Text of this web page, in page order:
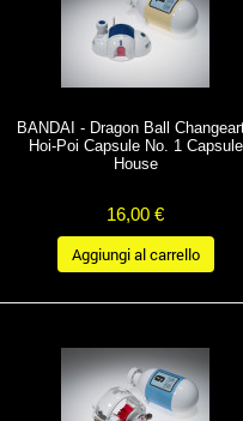
BANDAI - Dragon Ball
Hoi-Poi Capsule No. 1 Capsule
House
16,00 €
Aggiungi al carrello